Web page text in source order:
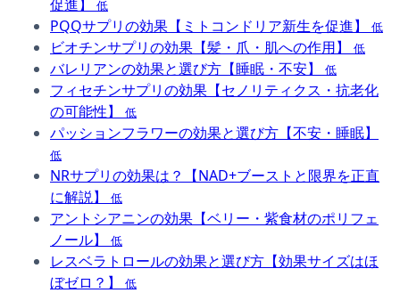
促進】
低
PQQサプリの効果【ミトコンドリア新生を促進】 低
ビオチンサプリの効果【髪・爪・肌への作用】 低
バレリアンの効果と選び方【睡眠・不安】 低
フィセチンサプリの効果【セノリティクス・抗老化
の可能性】
低
パッションフラワーの効果と選び方【不安・睡眠】
低
NRサプリの効果は？【NAD+ブーストと限界を正直
に解説】
低
アントシアニンの効果【ベリー・紫食材のポリフェ
ノール】
低
レスベラトロールの効果と選び方【効果サイズはほ
ぼゼロ？】
低